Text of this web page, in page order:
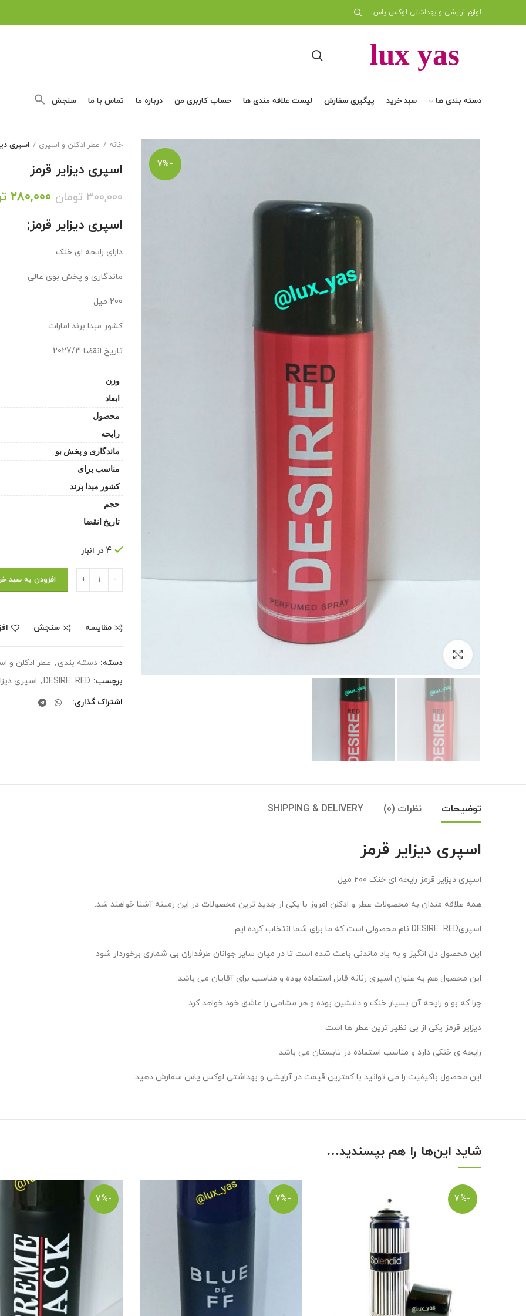
لوازم آرایشی و بهداشتی لوکس یاس
دسته بندی ها سبد خرید پیگیری سفارش لیست علاقه مندی ها حساب کاربری من درباره ما تماس با ما سنجش
-7%
خانه عطر ادکلن و اسپری اسپری
اسپری دیزایر قرمز
۳۰۰,۰۰۰ تومان قیمت
۲۸۰,۰۰۰
اسپری دیزایر قرمز;
دارای رایحه ای خنک
ماندگاری و پخش بوی عالی
200 میل
کشور مبدا برند امارات
تاریخ انقضا 2027/3
وزن
ابعاد
محصول
رایحه
ماندگاری و پخش بو
مناسب برای
کشور مبدا برند
حجم
تاریخ انقضا
4 در انبار
افزودن به سبد
مقایسه سنجش
دسته: دسته بندی , عطر ادکلن و
برچسب: DESIRE RED
, اسپری
اشتراک گذاری
توضیحات نظرات (0) SHIPPING & DELIVERY
اسپری دیزایر قرمز
اسپری دیزایر قرمز رایحه ای خنک ۲۰۰ میل
همه علاقه مندان به محصولات عطر و ادکلن امروز با یکی از جدید ترین محصولات در این زمینه آشنا خواهند شد.
اسپریDESIRE RED نام محصولی است که ما برای شما انتخاب کرده ایم.
این محصول دل انگیز و به یاد ماندنی باعث شده است تا در میان سایر جوانان طرفداران بی شماری برخوردار شود.
این محصول هم به عنوان اسپری زنانه قابل استفاده بوده و مناسب برای آقایان می باشد.
چرا که بو و رایحه آن بسیار خنک و دلنشین بوده و هر مشامی را عاشق خود خواهد کرد.
دیزایر قرمز یکی از بی نظیر ترین عطر ها است .
رایحه ی خنکی دارد و مناسب استفاده در تابستان می باشد.
این محصول باکیفیت را می توانید با کمترین قیمت در آرایشی و بهداشتی لوکس یاس سفارش دهید.
شاید این‌ها را هم بپسندید…
-7%
-7%
-7%